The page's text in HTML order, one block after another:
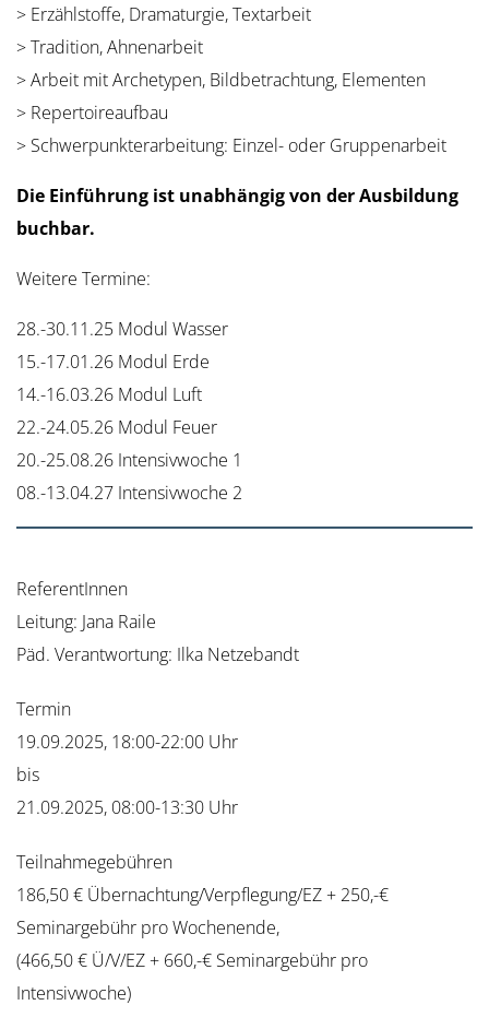
> Erzählstoffe, Dramaturgie, Textarbeit
> Tradition, Ahnenarbeit
> Arbeit mit Archetypen, Bildbetrachtung, Elementen
> Repertoireaufbau
> Schwerpunkterarbeitung: Einzel- oder Gruppenarbeit
Die Einführung ist unabhängig von der Ausbildung
buchbar.
Weitere Termine:
28.-30.11.25 Modul Wasser
15.-17.01.26 Modul Erde
14.-16.03.26 Modul Luft
22.-24.05.26 Modul Feuer
20.-25.08.26 Intensivwoche 1
08.-13.04.27 Intensivwoche 2
ReferentInnen
Leitung: Jana Raile
Päd. Verantwortung: Ilka Netzebandt
Termin
19.09.2025, 18:00-22:00 Uhr
bis
21.09.2025, 08:00-13:30 Uhr
Teilnahmegebühren
186,50 € Übernachtung/Verpflegung/EZ + 250,-€
Seminargebühr pro Wochenende,
(466,50 € Ü/V/EZ + 660,-€ Seminargebühr pro
Intensivwoche)